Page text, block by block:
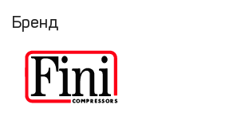
Бренд